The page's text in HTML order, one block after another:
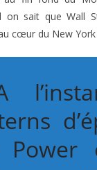
on sait que Wall
cœur du New York
Power